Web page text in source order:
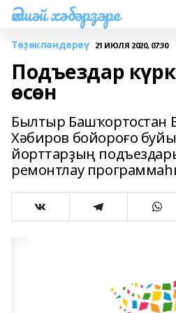
Әлшәй хәбәрҙәре
Төҙөкләндереү 21 ИЮЛЯ 2020, 07:30
Подъездар
өсөн
Былтыр Башҡортостан
Хәбиров бойороғо
йорттарҙың
ремонтлау